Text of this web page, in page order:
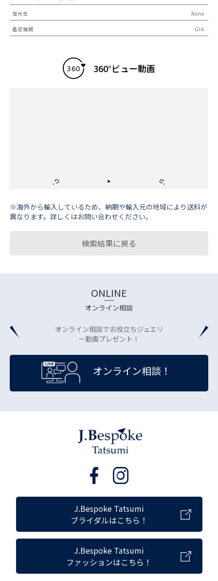
蛍光性 None
鑑定機関 GIA
360°ビュー動画
※海外から輸⼊しているため、納期や輸⼊元の地域により送料が
異なります。詳しくはお問い合わせください。
検索結果に戻る
ONLINE
オンライン相談
オンライン相談でお役立ちジュエリ
ー動画プレゼント！
オンライン相談！
J.Bespoke Tatsumi
ブライダルはこちら！
J.Bespoke Tatsumi
ファッションはこちら！